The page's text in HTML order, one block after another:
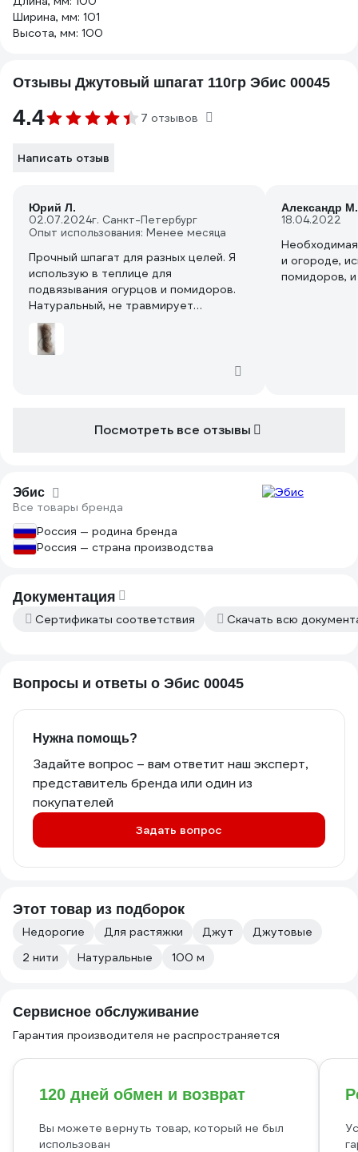
Ширина, мм: 101
Высота, мм: 100
Отзывы Джутовый шпагат 110гр Эбис 00045
4.4 7 отзывов
Написать отзыв
Юрий Л.
02.07.2024г. Санкт-Петербург
Опыт использования: Менее месяца
Прочный шпагат для разных целей. Я
использую в теплице для
подвязывания огурцов и помидоров.
Натуральный, не травмирует
растение.
Александр М.
18.04.2022
и огороде,
помидоров, и
Посмотреть все отзывы
Эбис
Все товары бренда
Россия — родина бренда
Россия — страна производства
Документация
Сертификаты соответствия Скачать всю
Вопросы и ответы о Эбис 00045
Нужна помощь?
Задайте вопрос – вам ответит наш эксперт,
представитель бренда или один из
покупателей
Задать вопрос
Этот товар из подборок
Недорогие Для растяжки Джут
Джутовые
2 нити
Натуральные 100 м
Сервисное обслуживание
Гарантия производителя не распространяется
120 дней обмен и возврат
Вы можете вернуть товар, который не был
использован